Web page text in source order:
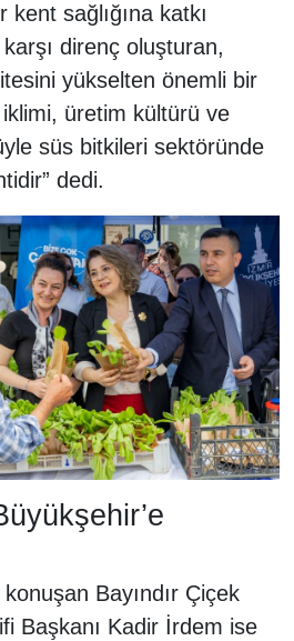
sağlığına katkı
direnç oluşturan,
yükselten önemli bir
üretim kültürü ve
süs bitkileri sektöründe
dedi.
Bayındır Çiçek
Başkanı Kadir İrdem ise